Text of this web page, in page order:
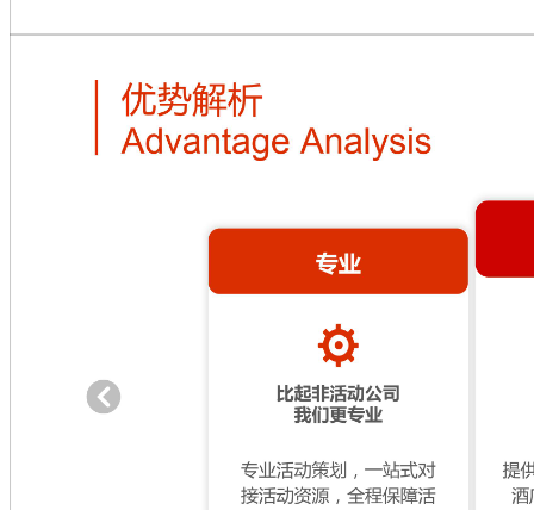
微博主播
B站主播
抖音主播
信誉管理
网络品牌建立维护